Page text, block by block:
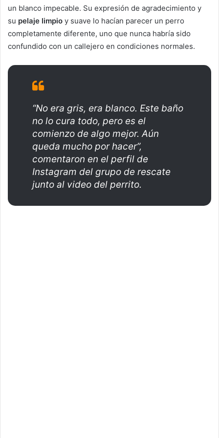
un blanco impecable. Su expresión de agradecimiento y
su pelaje limpio y suave lo hacían parecer un perro
completamente diferente, uno que nunca habría sido
confundido con un callejero en condiciones normales.
“No era gris, era blanco. Este baño
no lo cura todo, pero es el
comienzo de algo mejor. Aún
queda mucho por hacer”,
comentaron en el perfil de
Instagram del grupo de rescate
junto al video del perrito.